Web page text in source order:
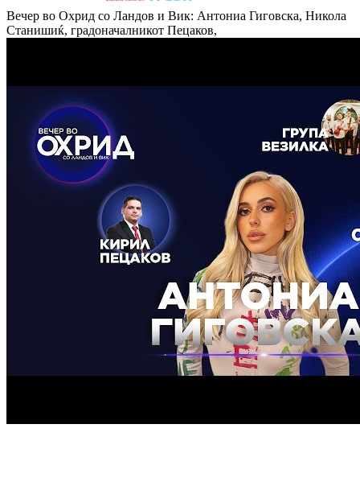
Вечер во Охрид со Ландов и Вик: Антониа Гиговска, Никола
Станишиќ, градоначалникот Пецаков,